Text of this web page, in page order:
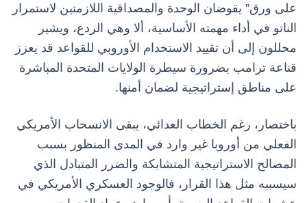
على ورق” يقوضان الوحدة والمصداقية اللازمتين لاستمرار
الناتو في أداء مهمته الأساسية، ألا وهي الردع، ويشير
محللون إلى أن تقييد الاستخدام الأوروبي للقواعد قد يعزز
قناعة ترامب بضرورة سيطرة الولايات المتحدة المباشرة
على مناطق إستراتيجية لضمان أمنها.
باختصار، رغم الخطاب العدائي، يبقى الانسحاب الأمريكي
الفعلي من أوروبا غير وارد في المدى المنظور بسبب
المصالح الاستراتيجية المتشابكة والضرر المتبادل الذي
سيسببه مثل هذا القرار، فالوجود العسكري الأمريكي في